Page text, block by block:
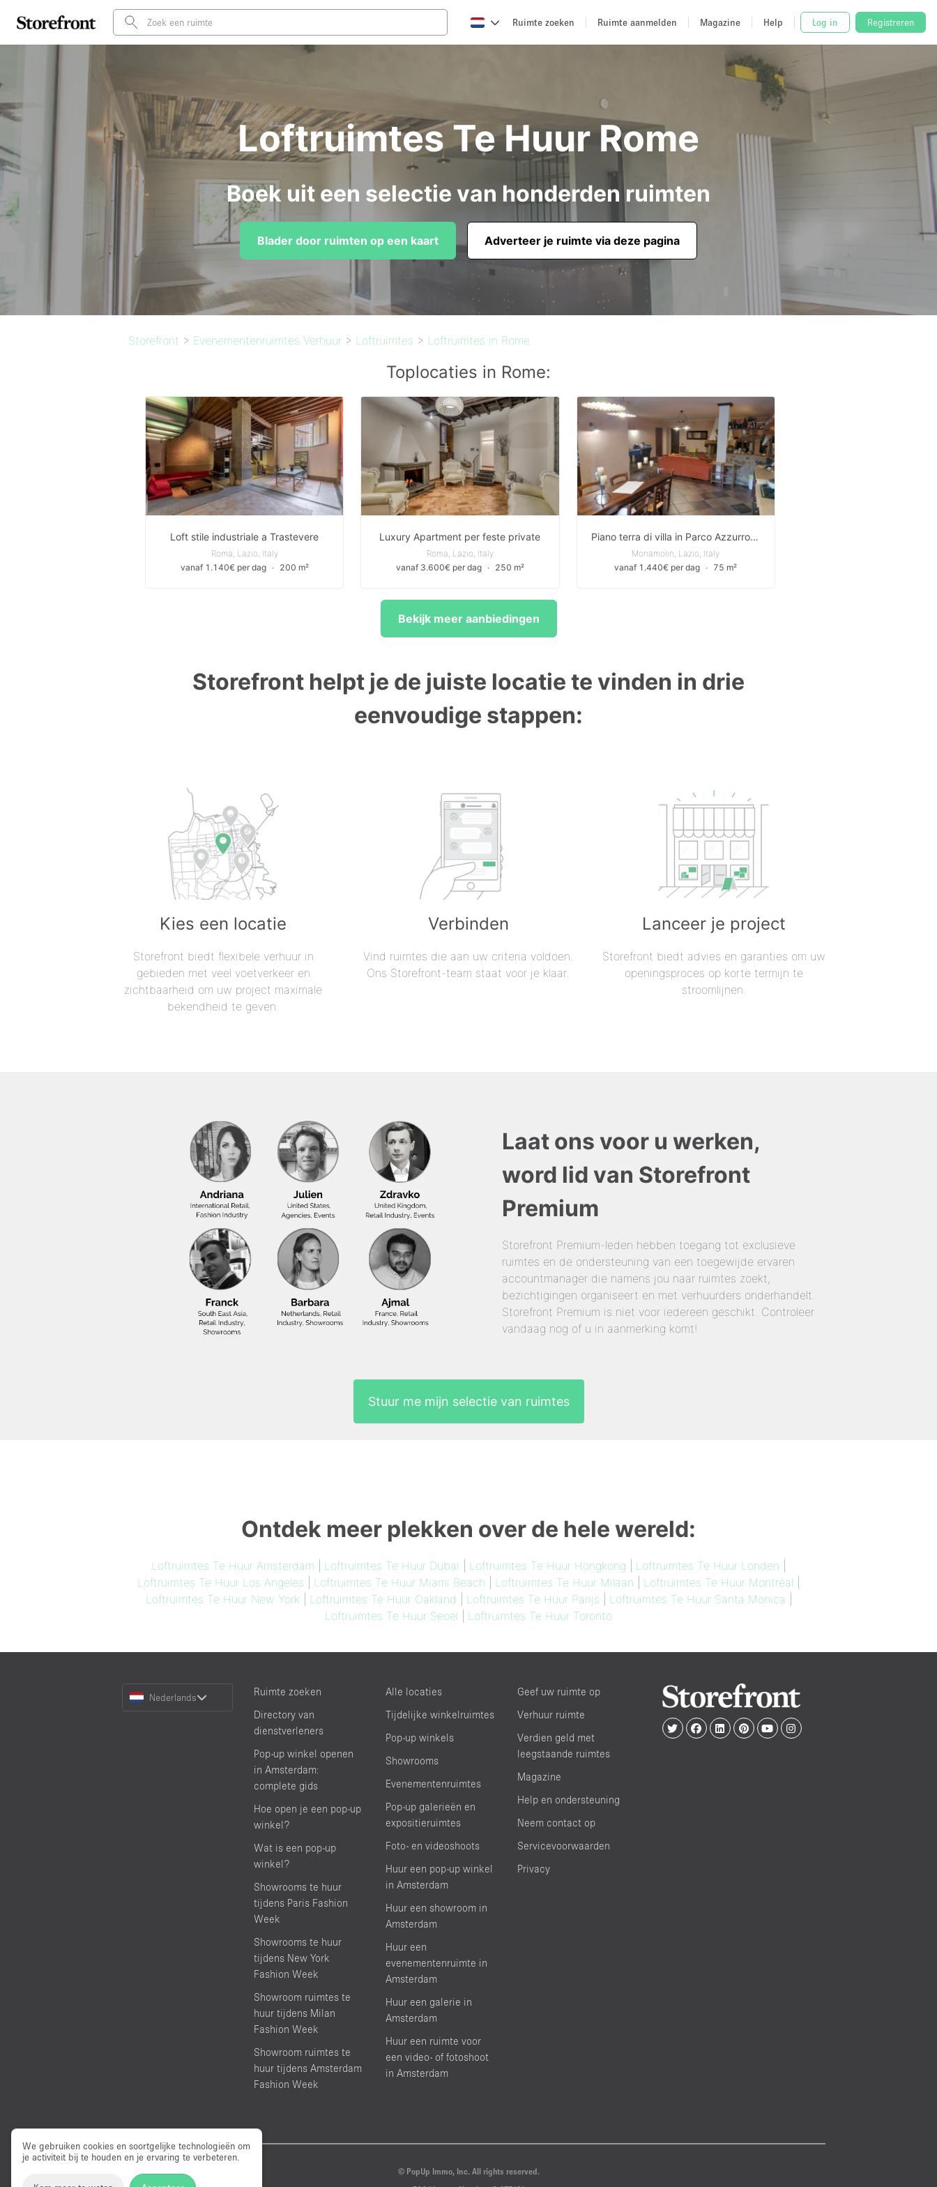
We gebruiken cookies en soortgelijke technologieën om
je activiteit bij te houden en je ervaring te verbeteren.
Ruimte zoeken Ruimte aanmelden Magazine Help Log in Registreren
Loftruimtes Te Huur Rome
Boek uit een selectie van honderden ruimten
Blader door ruimten op een kaart Adverteer je ruimte via deze pagina
Storefront > Evenementenruimtes Verhuur > Loftruimtes > Loftruimtes in Rome
Toplocaties in Rome:
Loft stile industriale a Trastevere
Roma, Lazio, Italy
vanaf 1.140€ per dag
∙ 200 m²
Luxury Apartment per feste private
Roma, Lazio, Italy
vanaf 3.600€ per dag
∙ 250 m²
Piano terra di villa in Parco Azzurro a pochi passi da Marco Simone
Monamolin, Lazio, Italy
vanaf 1.440€ per dag ∙ 75 m²
Bekijk meer aanbiedingen
Storefront helpt je de juiste locatie te vinden in drie
eenvoudige stappen:
Kies een locatie
Storefront biedt flexibele verhuur in
gebieden met veel voetverkeer en
zichtbaarheid om uw project maximale
bekendheid te geven.
Verbinden
Vind ruimtes die aan uw criteria voldoen.
Ons Storefront-team staat voor je klaar.
Lanceer je project
Storefront biedt advies en garanties om uw
openingsproces op korte termijn te
stroomlijnen.
Laat ons voor u werken,
word lid van Storefront
Premium
Storefront Premium-leden hebben toegang tot exclusieve
ruimtes en de ondersteuning van een toegewijde ervaren
accountmanager die namens jou naar ruimtes zoekt,
bezichtigingen organiseert en met verhuurders onderhandelt.
Storefront Premium is niet voor iedereen geschikt. Controleer
vandaag nog of u in aanmerking komt!
Stuur me mijn selectie van ruimtes
Ontdek meer plekken over de hele wereld:
Loftruimtes Te Huur Amsterdam Loftruimtes Te Huur Dubai Loftruimtes Te Huur Hongkong Loftruimtes Te Huur Londen
Loftruimtes Te Huur Los Angeles
Loftruimtes Te Huur Miami Beach Loftruimtes Te Huur Milaan Loftruimtes Te Huur Montréal
Loftruimtes Te Huur New York
Loftruimtes Te Huur Oakland Loftruimtes Te Huur Parijs Loftruimtes Te Huur Santa Monica
Loftruimtes Te Huur Seoel
Loftruimtes Te Huur Toronto
Choose
Nederlands
Ruimte zoeken
Directory van
dienstverleners
Pop-up winkel openen
in Amsterdam:
complete gids
Hoe open je een pop-up
winkel?
Wat is een pop-up
winkel?
Showrooms te huur
tijdens Paris Fashion
Week
Showrooms te huur
tijdens New York
Fashion Week
Showroom ruimtes te
huur tijdens Milan
Fashion Week
Showroom ruimtes te
huur tijdens Amsterdam
Fashion Week
Alle locaties
Tijdelijke winkelruimtes
Pop-up winkels
Showrooms
Evenementenruimtes
Pop-up galerieën en
expositieruimtes
Foto- en videoshoots
Huur een pop-up winkel
in Amsterdam
Huur een showroom in
Amsterdam
Huur een
evenementenruimte in
Amsterdam
Huur een galerie in
Amsterdam
Huur een ruimte voor
een video- of fotoshoot
in Amsterdam
Geef uw ruimte op
Verhuur ruimte
Verdien geld met
leegstaande ruimtes
Magazine
Help en ondersteuning
Neem contact op
Servicevoorwaarden
Privacy
© PopUp Immo, Inc. All rights reserved.